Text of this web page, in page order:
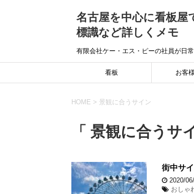
名古屋を中心に看板
標識など詳しくメモ
有限会社ケー・エス・ピーの社員が日
看板 お客
HOME > 景観に合うサイン
「 景観に合うサ
街中サ
2020/
おしゃ